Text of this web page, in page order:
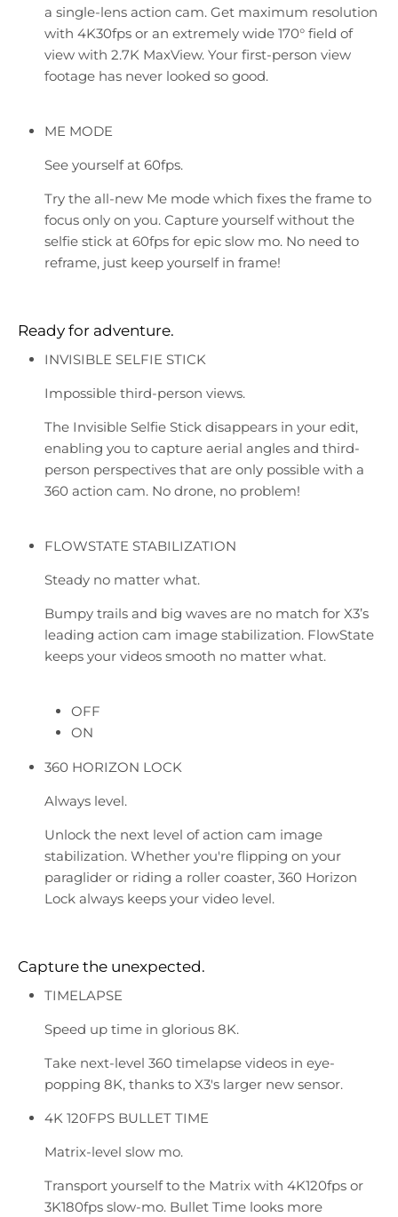
a single-lens action cam. Get maximum resolution
with 4K30fps or an extremely wide 170° field of
view with 2.7K MaxView. Your first-person view
footage has never looked so good.
ME MODE
See yourself at 60fps.
Try the all-new Me mode which fixes the frame to
focus only on you. Capture yourself without the
selfie stick at 60fps for epic slow mo. No need to
reframe, just keep yourself in frame!
Ready for adventure.
INVISIBLE SELFIE STICK
Impossible third-person views.
The Invisible Selfie Stick disappears in your edit,
enabling you to capture aerial angles and third-
person perspectives that are only possible with a
360 action cam. No drone, no problem!
FLOWSTATE STABILIZATION
Steady no matter what.
Bumpy trails and big waves are no match for X3’s
leading action cam image stabilization. FlowState
keeps your videos smooth no matter what.
OFF
ON
360 HORIZON LOCK
Always level.
Unlock the next level of action cam image
stabilization. Whether you're flipping on your
paraglider or riding a roller coaster, 360 Horizon
Lock always keeps your video level.
Capture the unexpected.
TIMELAPSE
Speed up time in glorious 8K.
Take next-level 360 timelapse videos in eye-
popping 8K, thanks to X3's larger new sensor.
4K 120FPS BULLET TIME
Matrix-level slow mo.
Transport yourself to the Matrix with 4K120fps or
3K180fps slow-mo. Bullet Time looks more